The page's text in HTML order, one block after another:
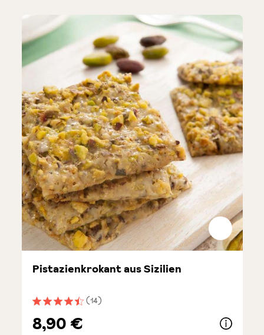
Durchschnittliche Bewertung von 4.5 von 5 Sternen
(14)
Pistazienkrokant aus Sizilien
8,90 €